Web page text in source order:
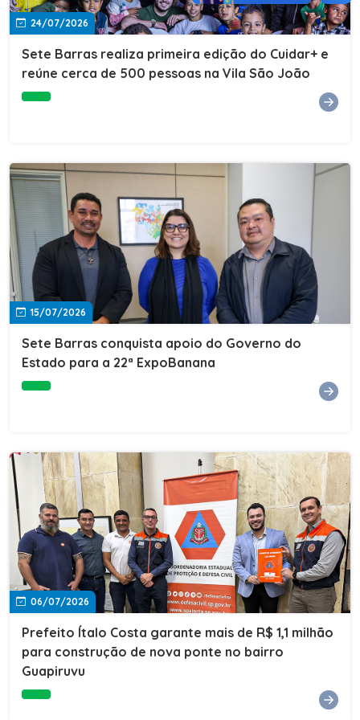
24/07/2026
Sete Barras realiza primeira edição do Cuidar+ e
reúne cerca de 500 pessoas na Vila São João
15/07/2026
Sete Barras conquista apoio do Governo do
Estado para a 22ª ExpoBanana
06/07/2026
Prefeito Ítalo Costa garante mais de R$ 1,1 milhão
para construção de nova ponte no bairro
Guapiruvu